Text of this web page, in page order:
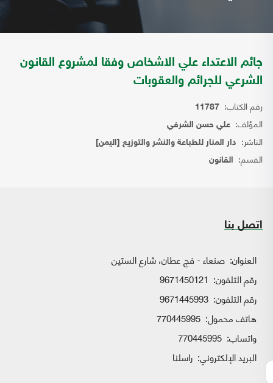
جائم الاعتداء علي الاشخاص وفقا لمشروع القانون
الشرعي للجرائم والعقوبات
رقم الكتاب: 11787
المؤلف: علي حسن الشرفي
الناشر: دار المنار للطباعة والنشر والتوزيع [اليمن]
القسم: القانون
اتصل بنا
العنوان: صنعاء - فج عطان، شارع الستين
رقم التلفون: 9671450121
رقم التلفون: 9671445993
هاتف محمول: 770445995
واتساب:
البريد الإلكتروني: راسلنا